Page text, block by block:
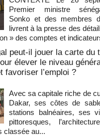
Premier ministre
Sonko et des membres
livrent à la presse des
» des comptes et
peut-il jouer la carte du
élever le niveau
favoriser l’emploi ?
Avec sa capitale riche de
Dakar, ses côtes de
stations balnéaires, ses
pittoresques,
classée au...